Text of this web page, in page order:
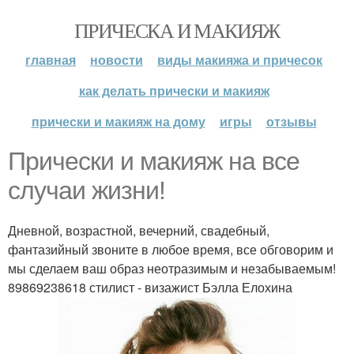
ПРИЧЕСКА И МАКИЯЖ
главная новости
виды макияжа и причесок
как делать прически и макияж
прически и макияж на дому
игры отзывы
Прически и макияж на все
случаи жизни!
Дневной, возрастной, вечерний, свадебный,
фантазийный звоните в любое время, все обговорим и
мы сделаем ваш образ неотразимым и незабываемым!
89869238618 стилист - визажист Бэлла Елохина